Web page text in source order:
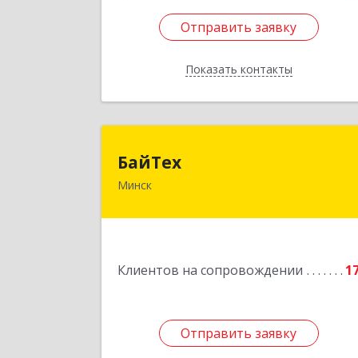
Отправить заявку
Показать контакты
Отправить заявку
Назад
БайТех
Минск
Клиентов на сопровождении
Отправить заявку
Отправить заявку